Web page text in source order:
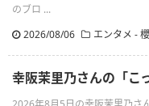
のブロ ...
2026/08/06
エンタメ -
幸阪茉里乃さんの「こ